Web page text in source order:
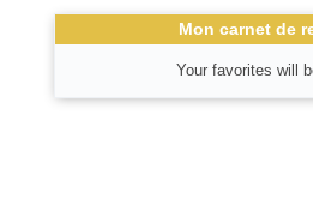
Mon carnet de
Your favorites will